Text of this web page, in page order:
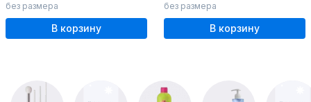
без размера
В корзину
без размера
В корзину